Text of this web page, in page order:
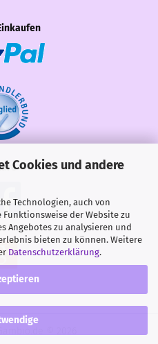
Cookies und andere
Technologien, auch von
der Website zu
Angebotes zu analysieren und
bieten zu können. Weitere
Datenschutzerklärung.